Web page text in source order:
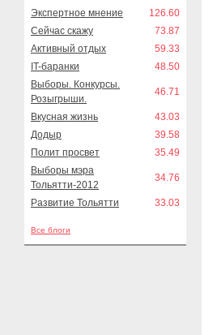
Экспертное мнение
126.60
Сейчас скажу
73.87
Активный отдых
59.33
IT-баранки
48.50
Выборы. Конкурсы.
Розыгрыши.
46.71
Вкусная жизнь
43.03
Додыр
39.58
Полит просвет
35.49
Выборы мэра
Тольятти-2012
34.76
Развитие Тольятти 33.03
Все блоги